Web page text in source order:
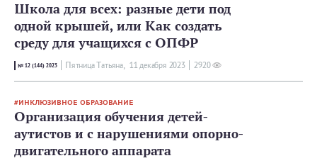
Школа для всех: разные дети под
одной крышей, или Как создать
среду для учащихся с ОПФР
№ 12 (144) 2023 Пятница Татьяна, 11 декабря 2023 2920
ИНКЛЮЗИВНОЕ ОБРАЗОВАНИЕ
Организация обучения детей-
аутистов и с нарушениями опорно-
двигательного аппарата